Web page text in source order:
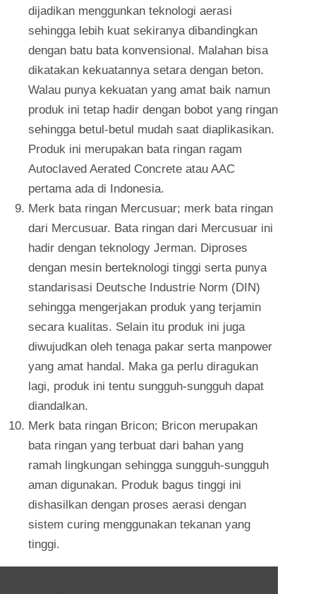
dijadikan menggunkan teknologi aerasi
sehingga lebih kuat sekiranya dibandingkan
dengan batu bata konvensional. Malahan bisa
dikatakan kekuatannya setara dengan beton.
Walau punya kekuatan yang amat baik namun
produk ini tetap hadir dengan bobot yang ringan
sehingga betul-betul mudah saat diaplikasikan.
Produk ini merupakan bata ringan ragam
Autoclaved Aerated Concrete atau AAC
pertama ada di Indonesia.
Merk bata ringan Mercusuar; merk bata ringan
dari Mercusuar. Bata ringan dari Mercusuar ini
hadir dengan teknology Jerman. Diproses
dengan mesin berteknologi tinggi serta punya
standarisasi Deutsche Industrie Norm (DIN)
sehingga mengerjakan produk yang terjamin
secara kualitas. Selain itu produk ini juga
diwujudkan oleh tenaga pakar serta manpower
yang amat handal. Maka ga perlu diragukan
lagi, produk ini tentu sungguh-sungguh dapat
diandalkan.
Merk bata ringan Bricon; Bricon merupakan
bata ringan yang terbuat dari bahan yang
ramah lingkungan sehingga sungguh-sungguh
aman digunakan. Produk bagus tinggi ini
dishasilkan dengan proses aerasi dengan
sistem curing menggunakan tekanan yang
tinggi.